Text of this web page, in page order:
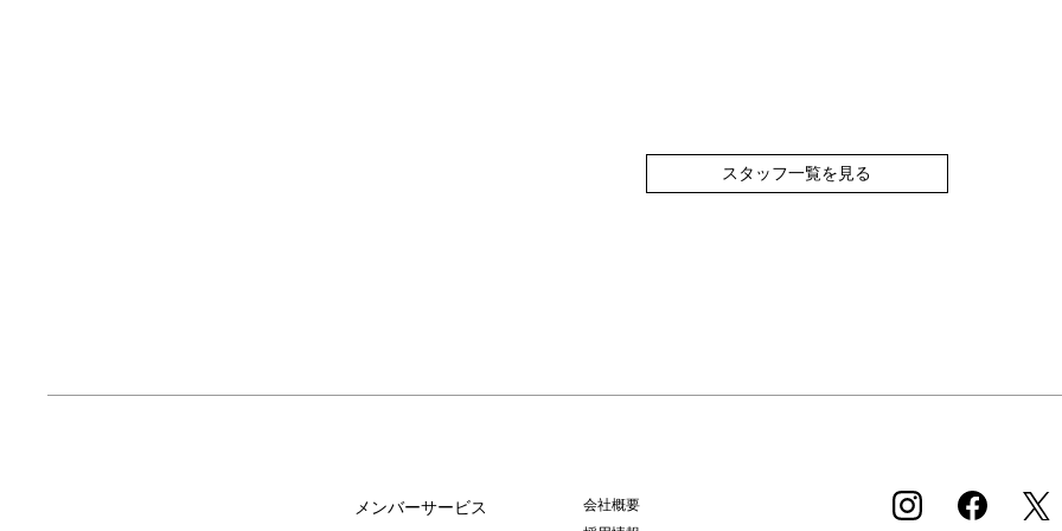
スタッフ一覧を見る
メンバーサービス
会社概要